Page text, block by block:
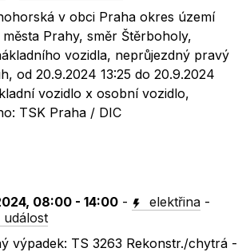
v obci Praha okres území
Prahy, směr Štěrboholy,
vozidla, neprůjezdný pravý
od 20.9.2024 13:25 do 20.9.2024
vozidlo x osobní vozidlo,
TSK Praha / DIC
08:00 - 14:00 - elektřina -
událost
výpadek: TS 3263 Rekonstr./chytrá -